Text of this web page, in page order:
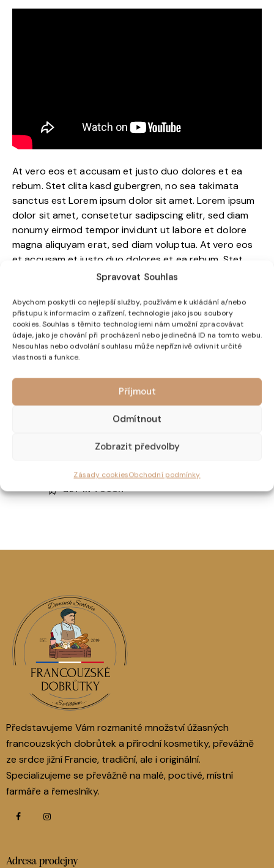
Spravovat Souhlas
Abychom poskytli co nejlepší služby, používáme k ukládání a/nebo
přístupu k informacím o zařízení, technologie jako jsou soubory
cookies. Souhlas s těmito technologiemi nám umožní zpracovávat
údaje, jako je chování při procházení nebo jedinečná ID na tomto webu.
Nesouhlas nebo odvolání souhlasu může nepříznivě ovlivnit určité
vlastnosti a funkce.
Příjmout
Odmítnout
Zobrazit předvolby
Zásady cookiesObchodní podmínky
At vero eos et accusam et justo duo dolores et ea
rebum. Stet clita kasd gubergren, no sea takimata
sanctus est Lorem ipsum dolor sit amet. Lorem ipsum
dolor sit amet, consetetur sadipscing elitr, sed diam
nonumy eirmod tempor invidunt ut labore et dolore
magna aliquyam erat, sed diam voluptua. At vero eos
et accusam et justo duo dolores et ea rebum. Stet
clita kasd gubergren, no sea takimata sanctus est
amet, consetetur sadipscing elitr.
Get in Touch
Představujeme Vám rozmanité množství úžasných
francouzských dobrůtek a přírodní kosmetiky, převážně
ze srdce jižní Francie, tradiční, ale i originální.
Specializujeme se převážně na malé, poctivé, místní
farmáře a řemeslníky.
Adresa prodejny